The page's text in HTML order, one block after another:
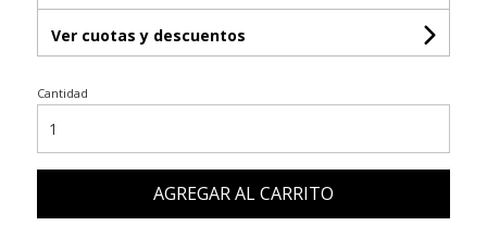
Ver cuotas y descuentos
Cantidad
AGREGAR AL CARRITO